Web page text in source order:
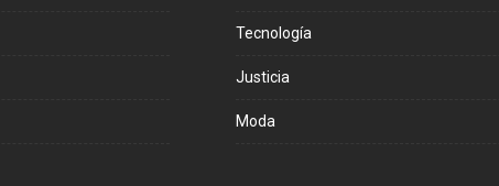
Tecnología
Justicia
Moda